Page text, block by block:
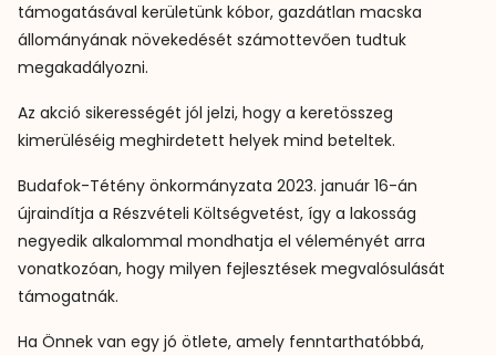
támogatásával kerületünk kóbor, gazdátlan macska
állományának növekedését számottevően tudtuk
megakadályozni.
Az akció sikerességét jól jelzi, hogy a keretösszeg
kimerüléséig meghirdetett helyek mind beteltek.
Budafok-Tétény önkormányzata 2023. január 16-án
újraindítja a Részvételi Költségvetést, így a lakosság
negyedik alkalommal mondhatja el véleményét arra
vonatkozóan, hogy milyen fejlesztések megvalósulását
támogatnák.
Ha Önnek van egy jó ötlete, amely fenntarthatóbbá,